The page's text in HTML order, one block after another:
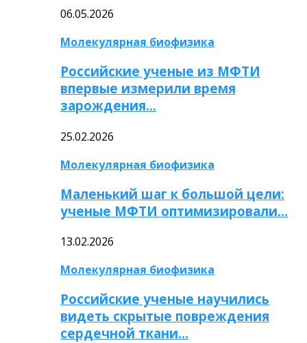
06.05.2026
Молекулярная биофизика
Российские ученые из МФТИ
впервые измерили время
зарождения…
25.02.2026
Молекулярная биофизика
Маленький шаг к большой цели:
ученые МФТИ оптимизировали…
13.02.2026
Молекулярная биофизика
Российские ученые научились
видеть скрытые повреждения
сердечной ткани…